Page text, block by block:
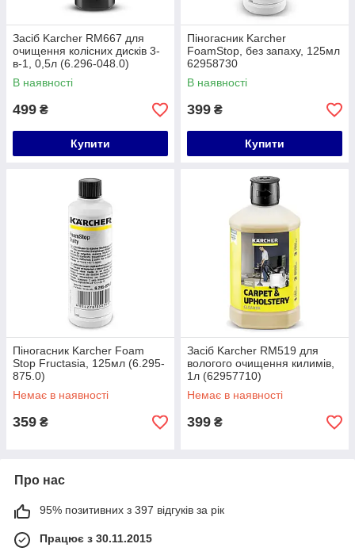
Засіб Karcher RM667 для
очищення колісних дисків 3-
в-1, 0,5л (6.296-048.0)
В наявності
499 ₴
Купити
Піногасник Karcher
FoamStop, без запаху, 125мл
62958730
В наявності
399 ₴
Купити
Піногасник Karcher Foam
Stop Fructasia, 125мл (6.295-
875.0)
Немає в наявності
359 ₴
Засіб Karcher RM519 для
вологого очищення килимів,
1л (62957710)
Немає в наявності
399 ₴
Про нас
95% позитивних з 397 відгуків за рік
Працює з 30.11.2015